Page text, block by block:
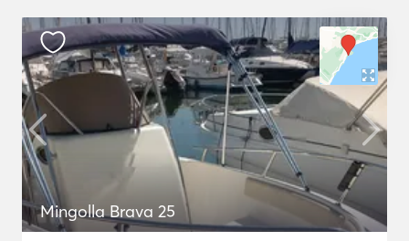
Mingolla Brava 25